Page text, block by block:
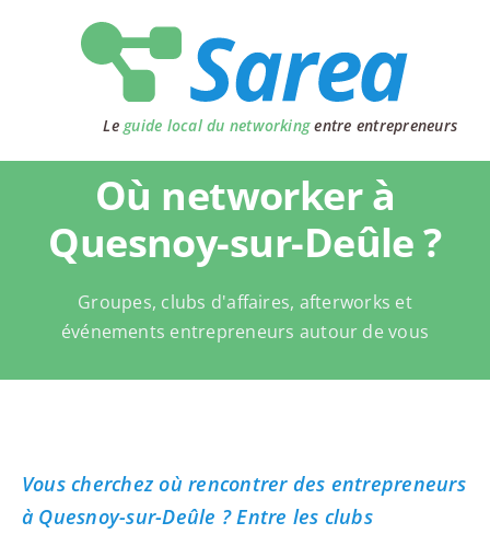
Le guide local du networkingentre entrepreneurs
Où networker à
Quesnoy-sur-Deûle ?
Groupes, clubs d'affaires, afterworks et
événements entrepreneurs autour de vous
Vous cherchez où rencontrer des entrepreneurs
à Quesnoy-sur-Deûle ? Entre les clubs